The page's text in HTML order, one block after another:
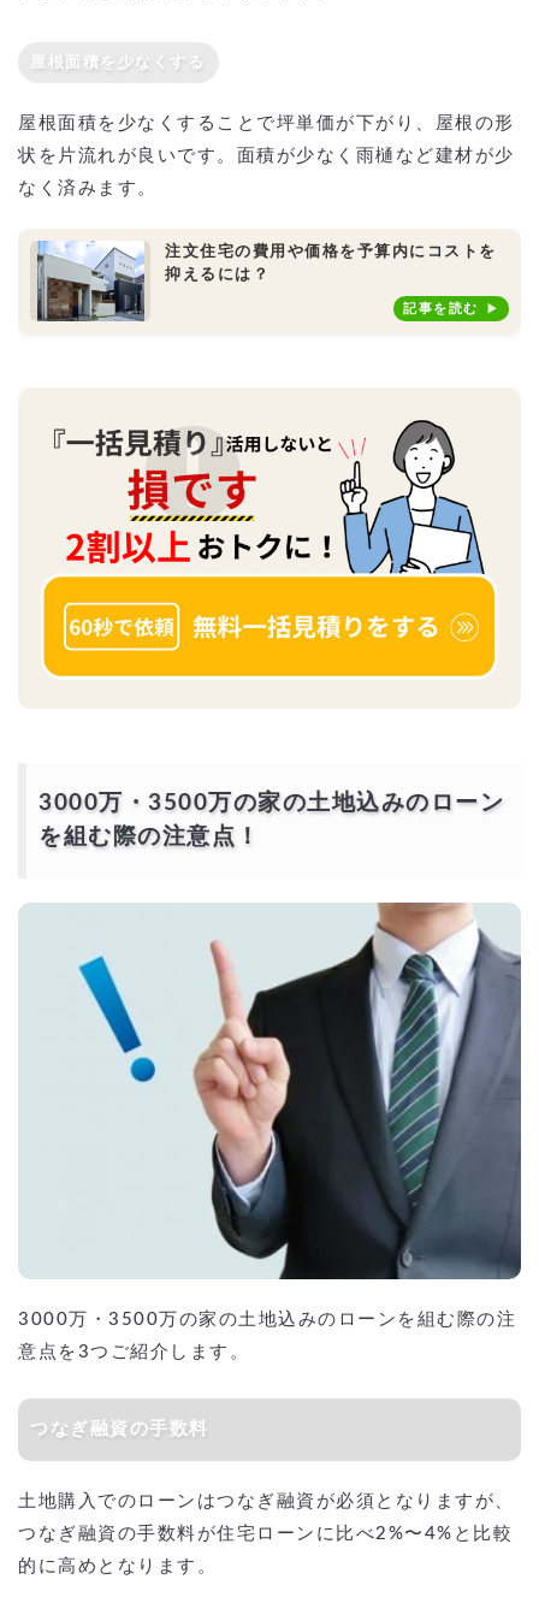
屋根面積を少なくする
屋根面積を少なくすることで坪単価が下がり、屋根の形
状を片流れが良いです。面積が少なく雨樋など建材が少
なく済みます。
注文住宅の費用や価格を予算内にコストを
抑えるには？
記事を読む
3000万・3500万の家の土地込みのローン
を組む際の注意点！
3000万・3500万の家の土地込みのローンを組む際の注
意点を3つご紹介します。
つなぎ融資の手数料
土地購入でのローンはつなぎ融資が必須となりますが、
つなぎ融資の手数料が住宅ローンに比べ2%〜4%と比較
的に高めとなります。